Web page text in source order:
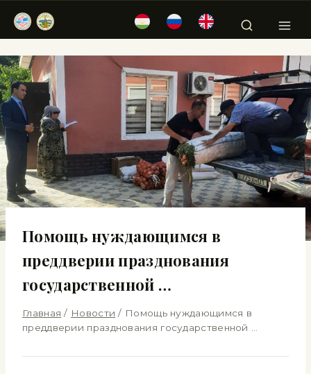
Помощь нуждающимся в
преддверии празднования
государственной …
Главная / Новости / Помощь нуждающимся в
преддверии празднования государственной …